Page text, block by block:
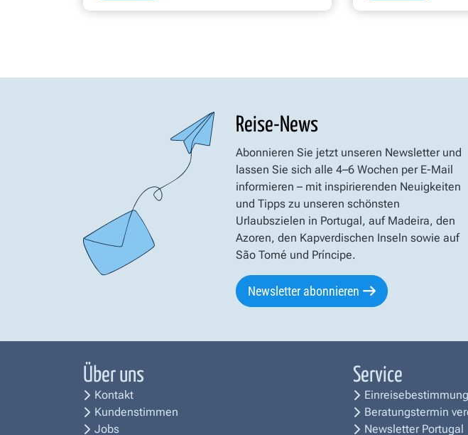
Reise-News
Abonnieren Sie jetzt unseren Newsletter und
lassen Sie sich alle 4–6 Wochen per E-Mail
informieren – mit inspirierenden Neuigkeiten
und Tipps zu unseren schönsten
Urlaubszielen in Portugal, auf Madeira, den
Azoren, den Kapverdischen Inseln sowie auf
São Tomé und Príncipe.
Newsletter abonnieren
Über uns
Kontakt
Kundenstimmen
Jobs
Service
Beratungstermin
Newsletter Portugal